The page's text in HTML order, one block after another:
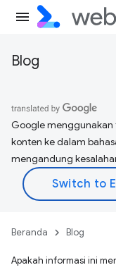
Blog
Google menggunakan
konten ke dalam
mengandung
Beranda Blog
Apakah informasi ini